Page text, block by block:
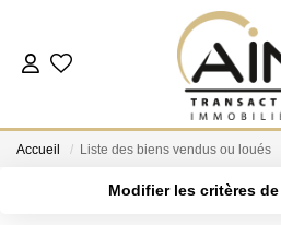
Accueil Liste des biens vendus ou loués
Modifier les critères